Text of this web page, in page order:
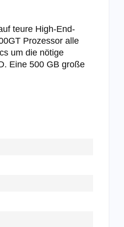
teure High-End-
Prozessor alle
um die nötige
Eine 500 GB große